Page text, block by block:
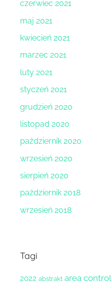
czerwiec 2021
maj 2021
kwiecień 2021
marzec 2021
luty 2021
styczeń 2021
grudzień 2020
listopad 2020
październik 2020
wrzesień 2020
sierpień 2020
październik 2018
wrzesień 2018
Tagi
2022 abstrakt area control